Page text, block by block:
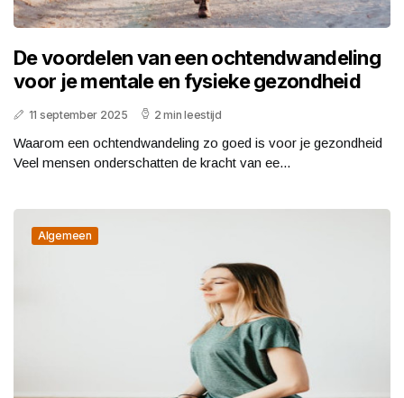
De voordelen van een ochtendwandeling
voor je mentale en fysieke gezondheid
11 september 2025 2 min leestijd
Waarom een ochtendwandeling zo goed is voor je gezondheid
Veel mensen onderschatten de kracht van ee...
Algemeen